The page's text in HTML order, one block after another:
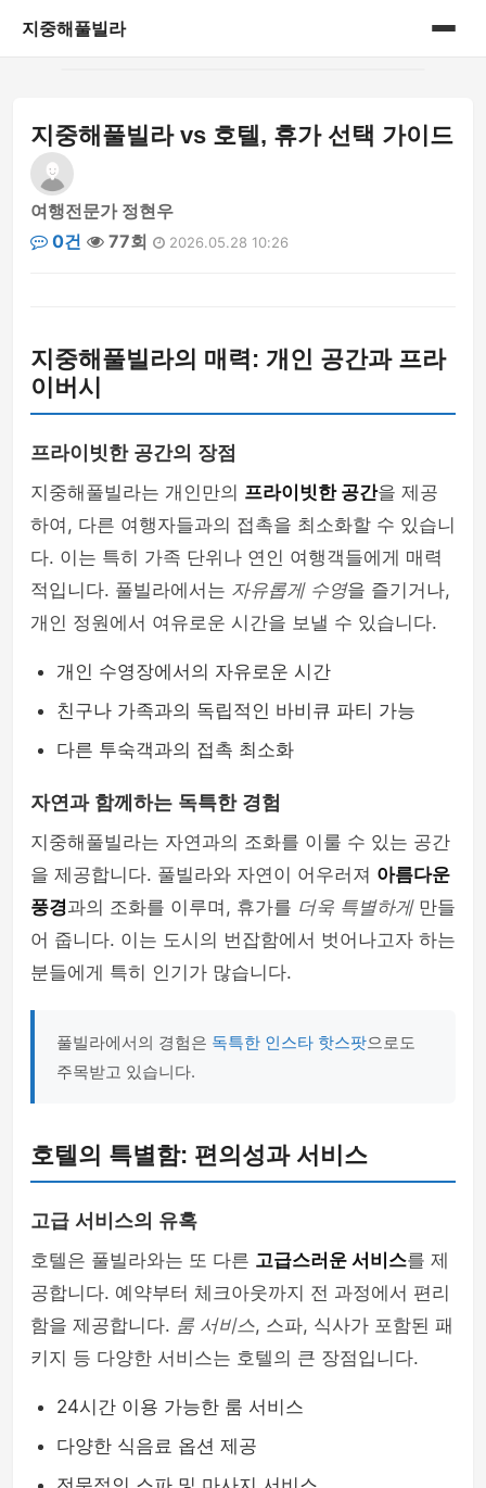
지중해풀빌라
게시판
지중해풀빌라 vs 호텔, 휴가 선택 가이드
여행전문가 정현우
0건
77회 2026.05.28 10:26
지중해풀빌라의 매력: 개인 공간과 프라
이버시
프라이빗한 공간의 장점
지중해풀빌라는 개인만의 프라이빗한 공간을 제공
하여, 다른 여행자들과의 접촉을 최소화할 수 있습니
다. 이는 특히 가족 단위나 연인 여행객들에게 매력
적입니다. 풀빌라에서는 자유롭게 수영을 즐기거나,
개인 정원에서 여유로운 시간을 보낼 수 있습니다.
개인 수영장에서의 자유로운 시간
친구나 가족과의 독립적인 바비큐 파티 가능
다른 투숙객과의 접촉 최소화
자연과 함께하는 독특한 경험
지중해풀빌라는 자연과의 조화를 이룰 수 있는 공간
을 제공합니다. 풀빌라와 자연이 어우러져 아름다운
풍경과의 조화를 이루며, 휴가를 더욱 특별하게만들
어 줍니다. 이는 도시의 번잡함에서 벗어나고자 하는
분들에게 특히 인기가 많습니다.
풀빌라에서의 경험은 독특한 인스타 핫스팟으로도
주목받고 있습니다.
호텔의 특별함: 편의성과 서비스
고급 서비스의 유혹
호텔은 풀빌라와는 또 다른 고급스러운 서비스를 제
공합니다. 예약부터 체크아웃까지 전 과정에서 편리
함을 제공합니다. 룸 서비스, 스파, 식사가 포함된 패
키지 등 다양한 서비스는 호텔의 큰 장점입니다.
24시간 이용 가능한 룸 서비스
다양한 식음료 옵션 제공